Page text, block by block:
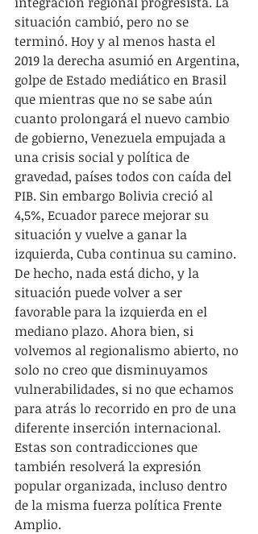
situación cambió, pero no se
terminó. Hoy y al menos hasta el
2019 la derecha asumió en Argentina,
golpe de Estado mediático en Brasil
que mientras que no se sabe aún
cuanto prolongará el nuevo cambio
de gobierno, Venezuela empujada a
una crisis social y política de
gravedad, países todos con caída del
PIB. Sin embargo Bolivia creció al
4,5%, Ecuador parece mejorar su
situación y vuelve a ganar la
izquierda, Cuba continua su camino.
De hecho, nada está dicho, y la
situación puede volver a ser
favorable para la izquierda en el
mediano plazo. Ahora bien, si
volvemos al regionalismo abierto, no
solo no creo que disminuyamos
vulnerabilidades, si no que echamos
para atrás lo recorrido en pro de una
diferente inserción internacional.
Estas son contradicciones que
también resolverá la expresión
popular organizada, incluso dentro
de la misma fuerza política Frente
Amplio.